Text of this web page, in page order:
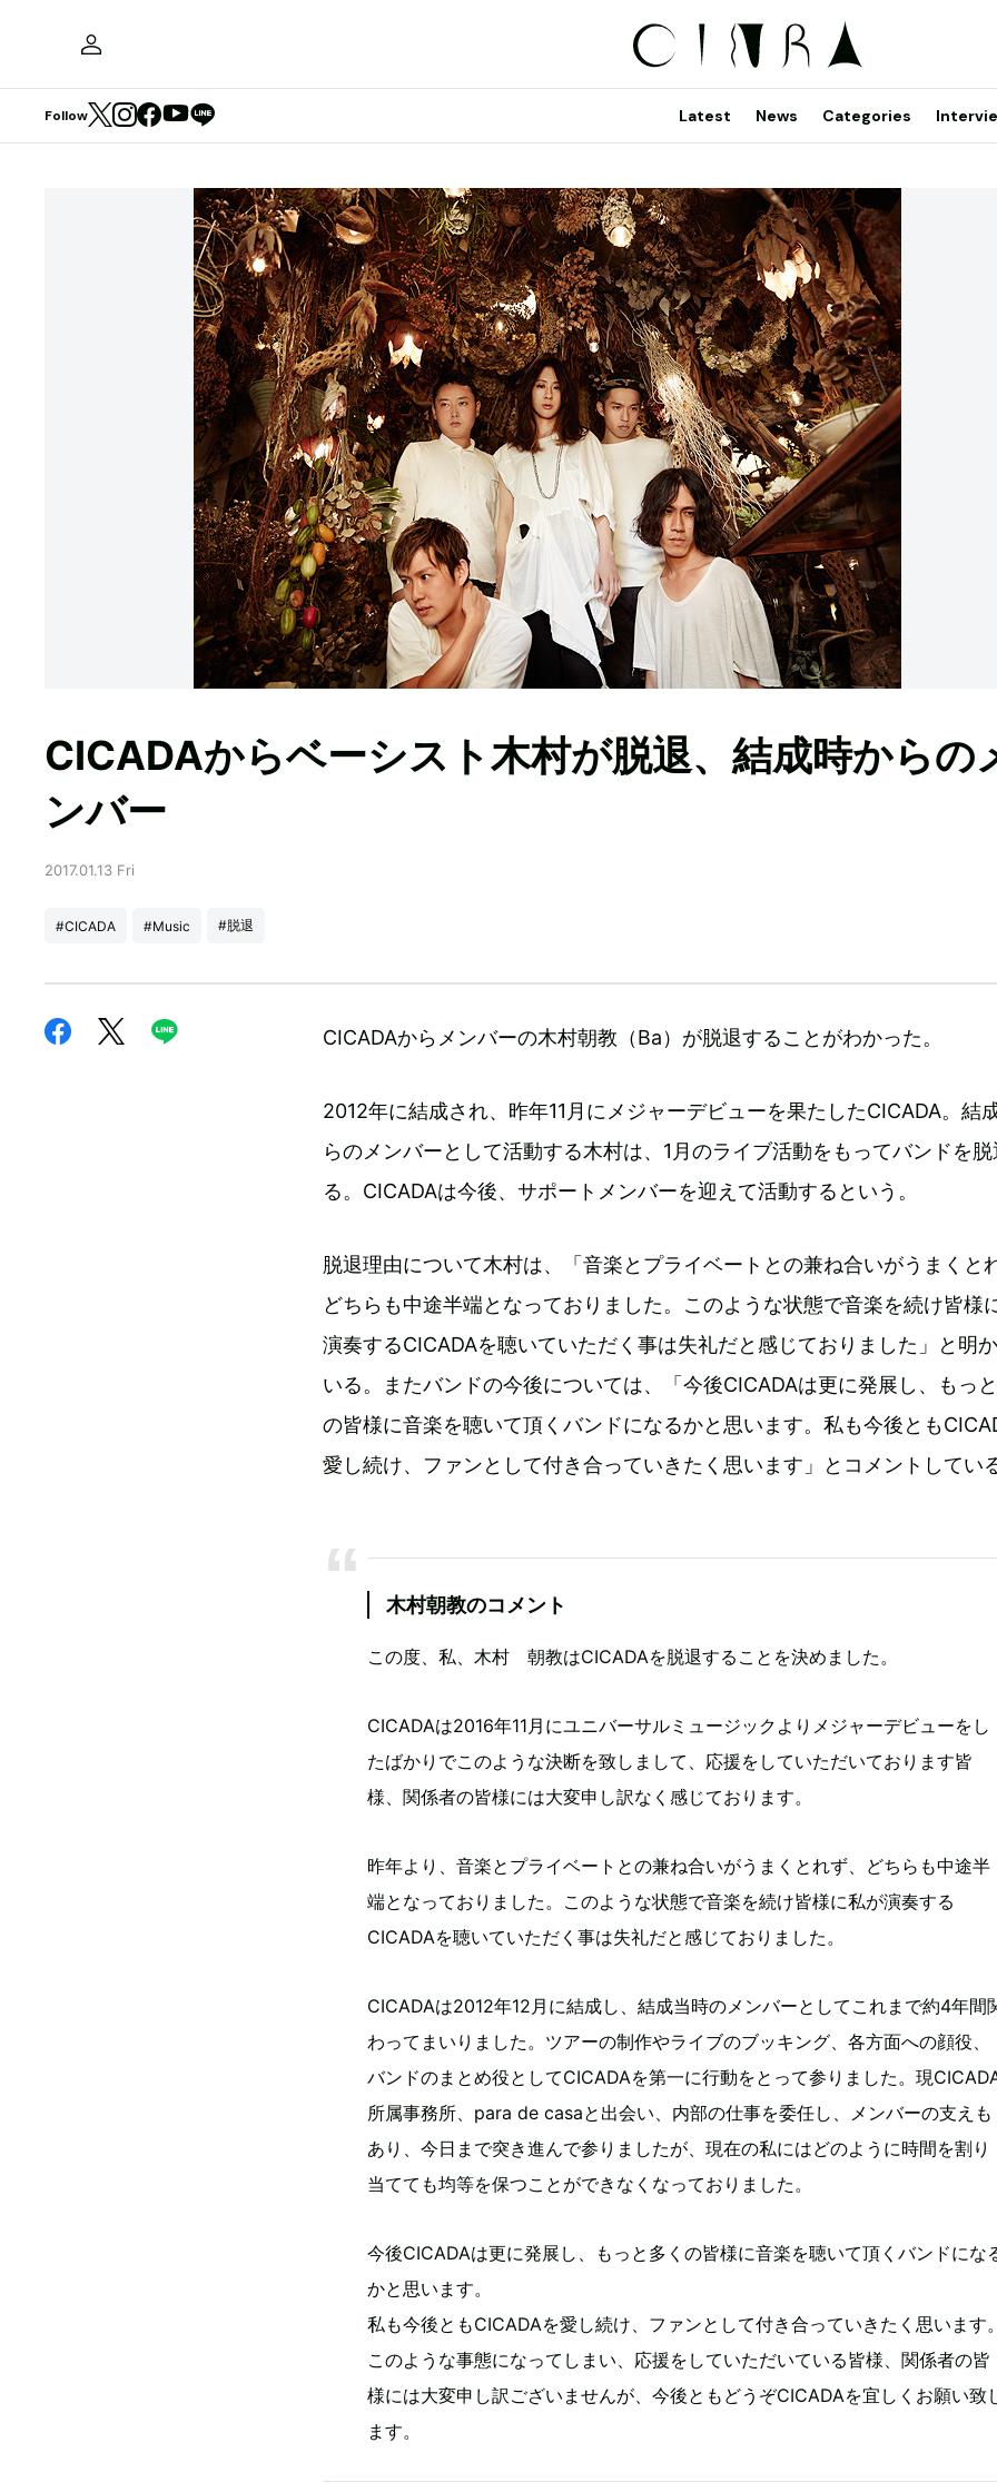
Follow Latest News Categories
CICADAからベーシスト木村が脱退、結成時からの
ンバー
2017.01.13 Fri
#CICADA #Music #脱退
CICADAからメンバーの木村朝教（Ba）が脱退することがわかった。
2012年に結成され、昨年11月にメジャーデビューを果たしたCICADA。結
らのメンバーとして活動する木村は、1月のライブ活動をもってバンドを
る。CICADAは今後、サポートメンバーを迎えて活動するという。
脱退理由について木村は、「音楽とプライベートとの兼ね合いがうまくと
どちらも中途半端となっておりました。このような状態で音楽を続け皆様
演奏するCICADAを聴いていただく事は失礼だと感じておりました」と明
いる。またバンドの今後については、「今後CICADAは更に発展し、もっ
の皆様に音楽を聴いて頂くバンドになるかと思います。私も今後とも
愛し続け、ファンとして付き合っていきたく思います」とコメントしてい
木村朝教のコメント
この度、私、木村 朝教はCICADAを脱退することを決めました。
CICADAは2016年11月にユニバーサルミュージックよりメジャーデビューをし
たばかりでこのような決断を致しまして、応援をしていただいております皆
様、関係者の皆様には大変申し訳なく感じております。
昨年より、音楽とプライベートとの兼ね合いがうまくとれず、どちらも中途半
端となっておりました。このような状態で音楽を続け皆様に私が演奏する
CICADAを聴いていただく事は失礼だと感じておりました。
CICADAは2012年12月に結成し、結成当時のメンバーとしてこれまで約4年間
わってまいりました。ツアーの制作やライブのブッキング、各方面への顔役、
バンドのまとめ役としてCICADAを第一に行動をとって参りました。現
所属事務所、para de casaと出会い、内部の仕事を委任し、メンバーの支えも
あり、今日まで突き進んで参りましたが、現在の私にはどのように時間を割り
当てても均等を保つことができなくなっておりました。
今後CICADAは更に発展し、もっと多くの皆様に音楽を聴いて頂くバンドにな
かと思います。
私も今後ともCICADAを愛し続け、ファンとして付き合っていきたく思います
このような事態になってしまい、応援をしていただいている皆様、関係者の皆
様には大変申し訳ございませんが、今後ともどうぞCICADAを宜しくお願い致
ます。